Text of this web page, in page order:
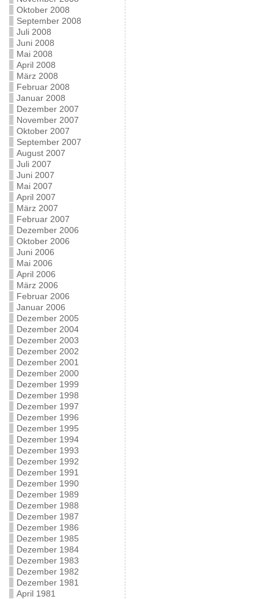
Oktober 2008
September 2008
Juli 2008
Juni 2008
Mai 2008
April 2008
März 2008
Februar 2008
Januar 2008
Dezember 2007
November 2007
Oktober 2007
September 2007
August 2007
Juli 2007
Juni 2007
Mai 2007
April 2007
März 2007
Februar 2007
Dezember 2006
Oktober 2006
Juni 2006
Mai 2006
April 2006
März 2006
Februar 2006
Januar 2006
Dezember 2005
Dezember 2004
Dezember 2003
Dezember 2002
Dezember 2001
Dezember 2000
Dezember 1999
Dezember 1998
Dezember 1997
Dezember 1996
Dezember 1995
Dezember 1994
Dezember 1993
Dezember 1992
Dezember 1991
Dezember 1990
Dezember 1989
Dezember 1988
Dezember 1987
Dezember 1986
Dezember 1985
Dezember 1984
Dezember 1983
Dezember 1982
Dezember 1981
April 1981